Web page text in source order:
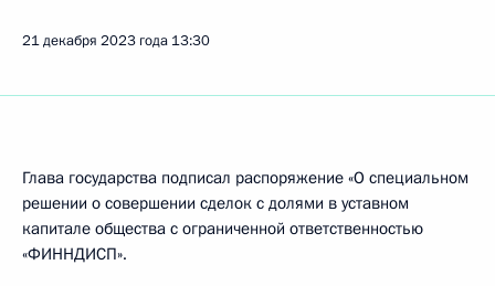
21 декабря 2023 года 13:30
Глава государства подписал распоряжение «О специальном
решении о совершении сделок с долями в уставном
капитале общества с ограниченной ответственностью
«ФИННДИСП».